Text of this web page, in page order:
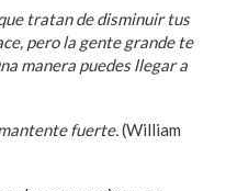
tratan de disminuir tus
pero la gente grande te
manera puedes llegar a
fuerte.(William